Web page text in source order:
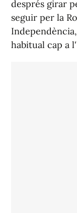
després girar
seguir per la
habitual cap a